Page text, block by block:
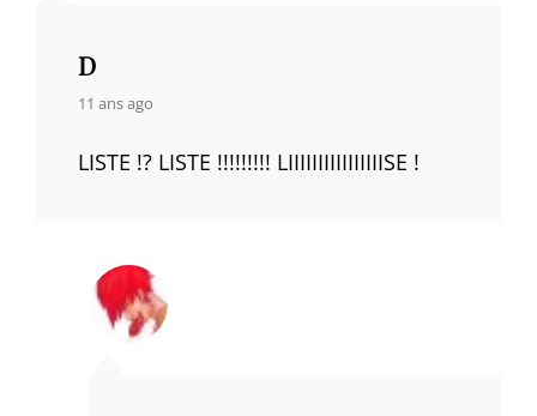
D
says:
11 ans ago
LISTE !? LISTE !!!!!!!!! LIIIIIIIIIIIIIIIISE !